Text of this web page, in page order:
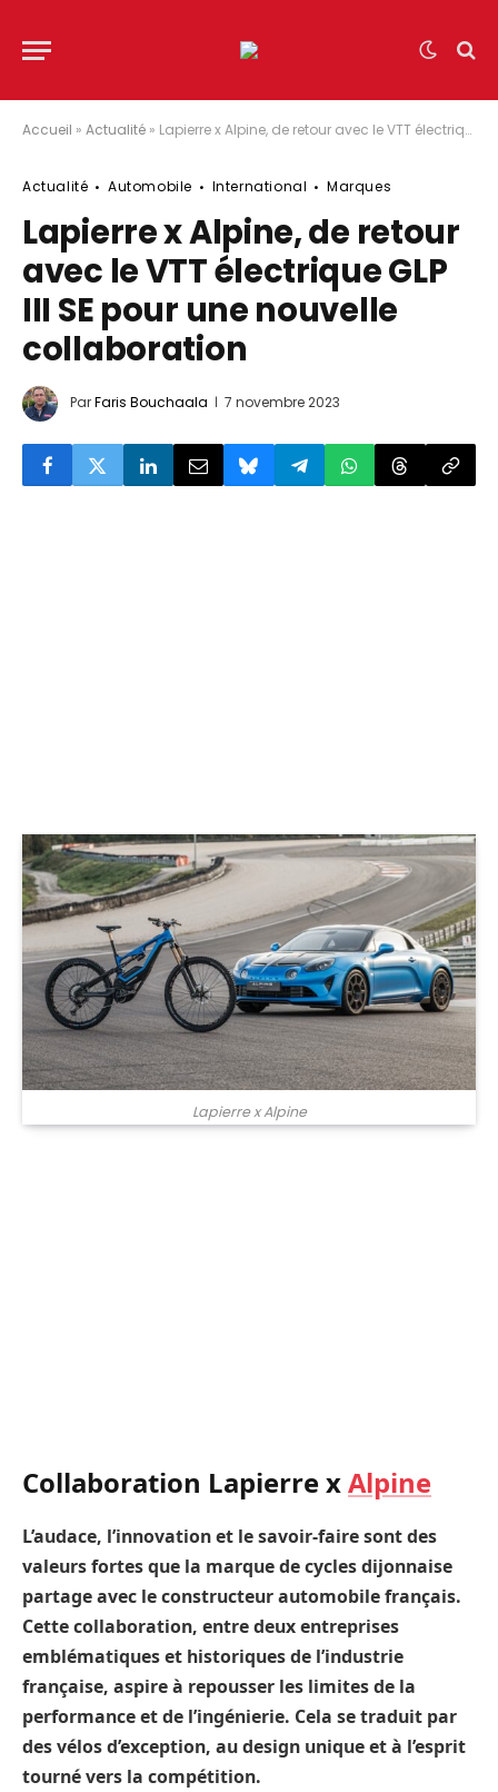
Accueil » Actualité » Lapierre x Alpine, de retour avec le VTT électrique GLP III SE pour une nouvelle collaboration
Actualité Automobile International Marques
Lapierre x Alpine, de retour
avec le VTT électrique GLP
III SE pour une nouvelle
collaboration
ParFaris Bouchaala 7 novembre 2023
Lapierre x Alpine
Collaboration Lapierre xAlpine
L’audace, l’innovation et le savoir-faire sont des
valeurs fortes que la marque de cycles dijonnaise
partage avec le constructeur automobile français.
Cette collaboration, entre deux entreprises
emblématiques et historiques de l’industrie
française, aspire à repousser les limites de la
performance et de l’ingénierie. Cela se traduit par
des vélos d’exception, au design unique et à l’esprit
tourné vers la compétition.